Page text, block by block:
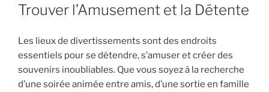
Trouver l’Amusement et la Détente
Les lieux de divertissements sont des endroits
essentiels pour se détendre, s’amuser et créer des
souvenirs inoubliables. Que vous soyez à la recherche
d’une soirée animée entre amis, d’une sortie en famille